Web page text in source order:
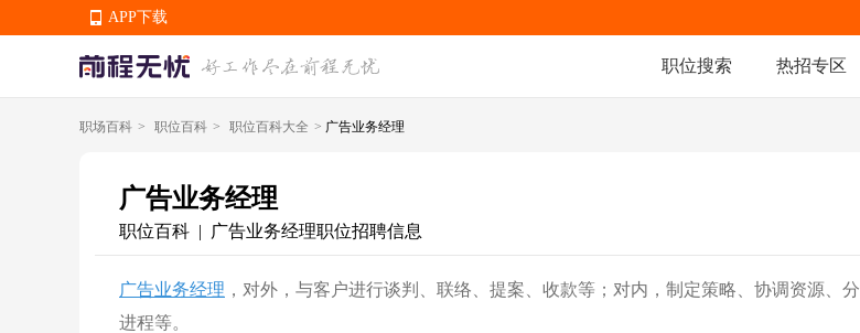
APP下载
职位搜索 热招专区
职场百科 > 职位百科 > 职位百科大全 > 广告业务经理
广告业务经理
职位百科 | 广告业务经理职位招聘信息
广告业务经理 ，对外，与客户进行谈判、联络、提案、收款等；对内，制定策略、协调资源、
进程等。